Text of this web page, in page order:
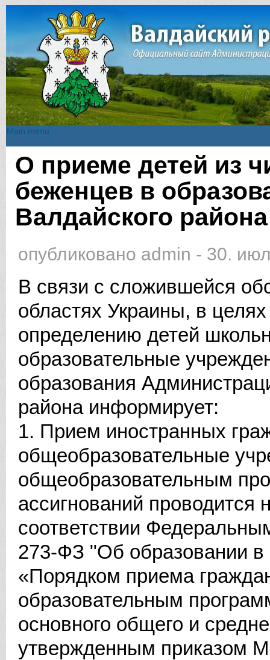
Main menu
Вы здесь
О приеме детей из
беженцев в
Валдайского
опубликовано admin - 30.
В связи с сложившейся
областях Украины, в
определению детей
образовательные
образования
района информирует:
1. Прием иностранных
общеобразовательные
общеобразовательным
ассигнований
соответствии
273-ФЗ "Об образовании
«Порядком приема
образовательным
основного общего и
утвержденным приказом